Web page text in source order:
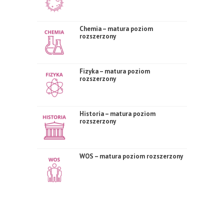
Chemia – matura poziom
rozszerzony
Fizyka – matura poziom
rozszerzony
Historia – matura poziom
rozszerzony
WOS – matura poziom rozszerzony